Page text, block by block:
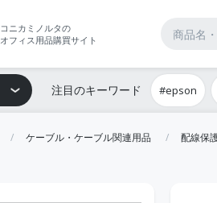
コニカミノルタの
オフィス用品購買サイト
注目のキーワード #epson
ケーブル・ケーブル関連用品 配線保